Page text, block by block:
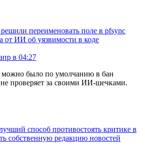
переименовать поле в pfsync
от ИИ об уязвимости в коде
в 04:27
можно было по умолчанию в бан
не проверяет за своими ИИ-шечками.
способ противостоять критике в
собственную редакцию новостей